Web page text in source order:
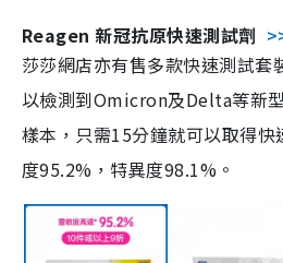
Reagen 新冠抗原快速測試劑
莎莎網店亦有售多款快速測試套
以檢測到Omicron及Delta等新
樣本，只需15分鐘就可以取得
度95.2%，特異度98.1%。